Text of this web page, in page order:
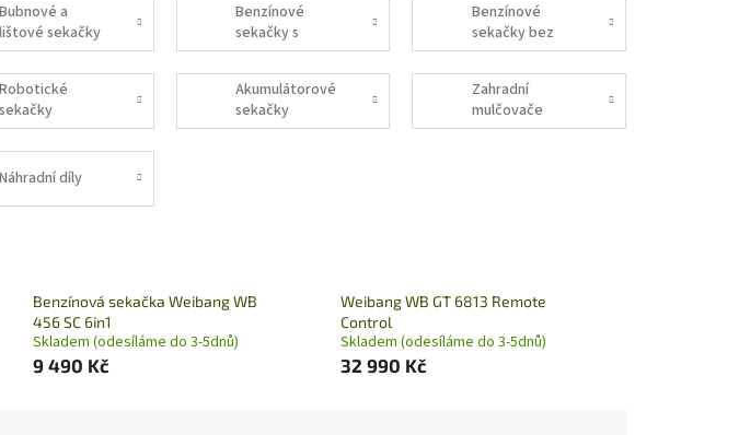
Bubnové a
lištové sekačky
Benzínové
sekačky s
pojezdem
Benzínové
sekačky bez
pojezdu
Robotické
sekačky
Akumulátorové
sekačky
Zahradní
mulčovače
Náhradní díly
Benzínová sekačka Weibang WB
456 SC 6in1
Skladem (odesíláme do 3-5dnů)
9 490 Kč
Weibang WB GT 6813 Remote
Control
Skladem (odesíláme do 3-5dnů)
32 990 Kč